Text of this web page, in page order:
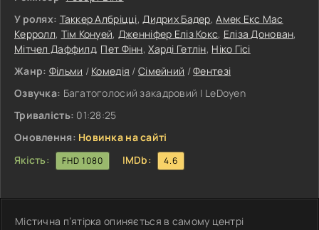
У ролях: Таккер Албріцці,Дидрих Бадер,Амек Екс Мас
Керролл, Тім Конуей, Дженніфер Еліз Кокс, Еліза Донован,
Мітчел Даффилд, Пет Фінн,Харді Гетлін, Ніко Гісі
Жанр: Фільми / Комедія /Сімейний /Фентезі
Озвучка: Багатоголосий закадровий | LeDoyen
Тривалість: 01:28:25
Оновлення: Новинка на сайті
Якість:
FHD 1080 IMDb: 4.6
Містична п’ятірка опиняється в самому центрі